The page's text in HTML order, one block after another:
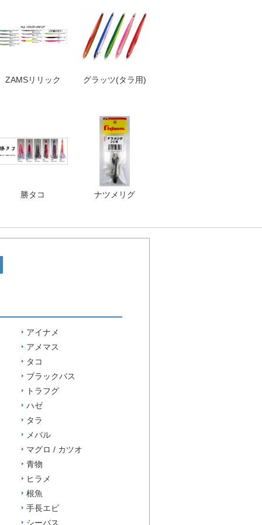
ZAMSリリック グラッツ(タラ用)
勝タコ ナツメリグ
アイナメ
アメマス
タコ
ブラックバス
トラフグ
ハゼ
タラ
メバル
マグロ / カツオ
青物
ヒラメ
根魚
手長エビ
シーバス